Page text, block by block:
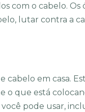
com o cabelo. Os
lutar contra a
em casa.
o que está
pode usar,